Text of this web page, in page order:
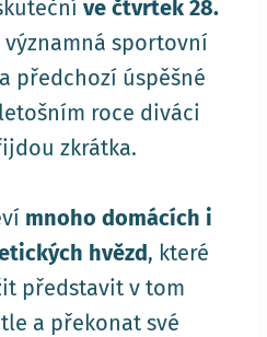
ve čtvrtek 28.
významná sportovní
předchozí úspěšné
roce diváci
zkrátka.
mnoho domácích i
hvězd, které
představit v tom
a překonat své